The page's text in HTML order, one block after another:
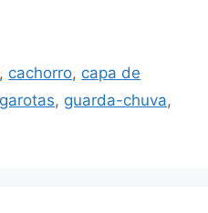
, cachorro, capa de
garotas, guarda-chuva,